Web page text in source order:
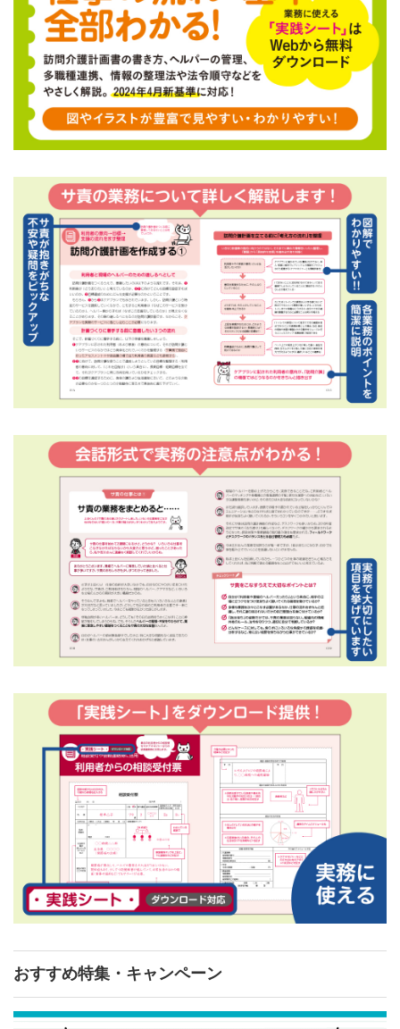
おすすめ特集・キャンペーン